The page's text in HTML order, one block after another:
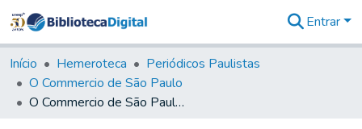
&
Coleções
Tudo na
Biblioteca
Entrar
Início Hemeroteca
Periódicos Paulistas
O Commercio de São Paulo
O Commercio de São Paulo, 1900, Ano VIII, n. 2382